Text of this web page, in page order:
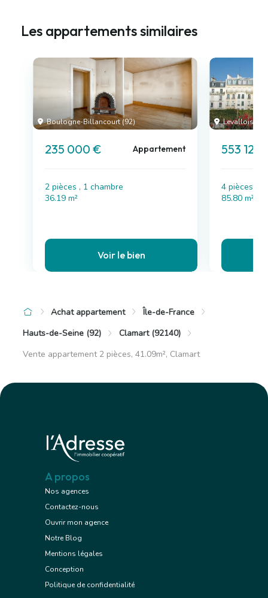
Les appartements similaires
Boulogne-Billancourt (92)
235 000 € Appartement
2 pièces , 1 chambre
36.19 m²
Voir le bien
Levallois-
553 121
4 pièces
85.80 m²
Achat appartement
Île-de-France
Hauts-de-Seine (92)
Clamart (92140)
Vente appartement 2 pièces, 41.09m², Clamart
A propos
Nos agences
Contactez-nous
Ouvrir mon agence
Notre Blog
Mentions légales
Conception
Politique de confidentialité